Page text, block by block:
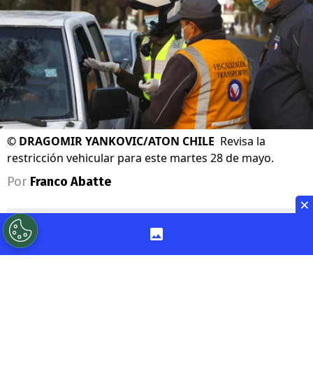
© DRAGOMIR YANKOVIC/ATON CHILE Revisa la
restricción vehicular para este martes 28 de mayo.
Por Franco Abatte
×